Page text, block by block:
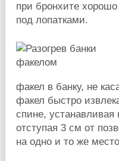
при бронхите
под лопатками.
факел в банку, не
факел быстро
спине, устанавливая
отступая 3 см от
на одно и то же